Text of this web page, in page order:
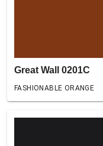
Great Wall 0201C
FASHIONABLE ORANGE